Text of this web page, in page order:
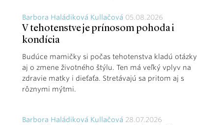
Barbora Haládiková Kullačová 05.08.2026
V tehotenstve je prínosom pohoda i
kondícia
Budúce mamičky si počas tehotenstva kladú otázky
aj o zmene životného štýlu. Ten má veľký vplyv na
zdravie matky i dieťaťa. Stretávajú sa pritom aj s
rôznymi mýtmi.
Barbora Haládiková Kullačová 28.07.2026